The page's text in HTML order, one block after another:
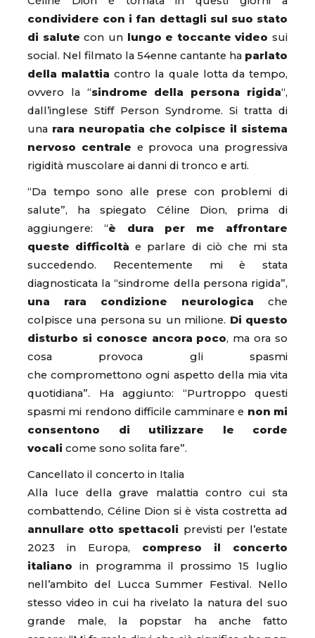
condividere con i fan dettagli sul suo stato
di salute con un lungo e toccante video sui
social. Nel filmato la 54enne cantante ha parlato
della malattia contro la quale lotta da tempo,
ovvero la “sindrome della persona rigida“,
dall’inglese Stiff Person Syndrome. Si tratta di
una rara neuropatia che colpisce il sistema
nervoso centrale e provoca una progressiva
rigidità muscolare ai danni di tronco e arti.
“Da tempo sono alle prese con problemi di
salute”, ha spiegato Céline Dion, prima di
aggiungere: “è dura per me affrontare
queste difficoltà e parlare di ciò che mi sta
succedendo. Recentemente mi è stata
diagnosticata la “sindrome della persona rigida”,
una rara condizione neurologica che
colpisce una persona su un milione. Di questo
disturbo si conosce ancora poco, ma ora so
cosa provoca gli spasmi
che compromettono ogni aspetto della mia vita
quotidiana”. Ha aggiunto: “Purtroppo questi
spasmi mi rendono difficile camminare e non mi
consentono di utilizzare le corde
vocali come sono solita fare”.
Cancellato il concerto in Italia
Alla luce della grave malattia contro cui sta
combattendo, Céline Dion si è vista costretta ad
annullare otto spettacoli previsti per l’estate
2023 in Europa, compreso il concerto
italiano in programma il prossimo 15 luglio
nell’ambito del Lucca Summer Festival. Nello
stesso video in cui ha rivelato la natura del suo
grande male, la popstar ha anche fatto